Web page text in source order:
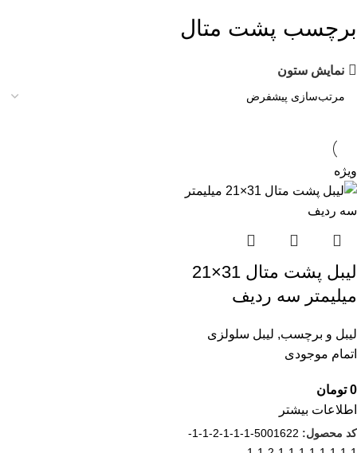
برچسب پشت متال
نمایش ستون
ویژه
لیبل پشت متال 31×21
میلیمتر سه ردیف
لیبل و برچسب, لیبل سلولزی
اتمام موجودی
0 تومان
اطلاعات بیشتر
کد محصول:
5001622-1-1-1-2-1-1-